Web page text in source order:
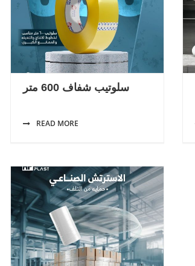
سلوتيب شفاف 600 متر
READ MORE